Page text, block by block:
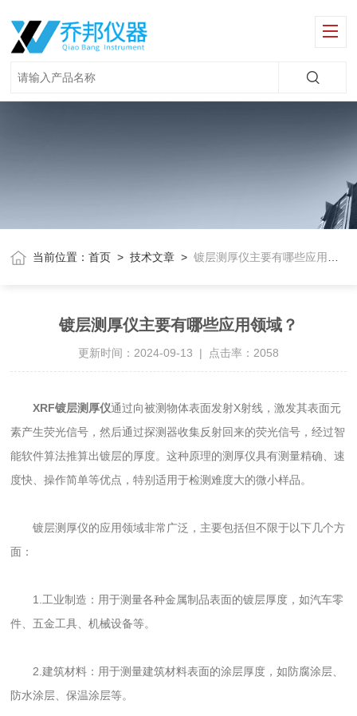
当前位置：首页 >技术文章 >镀层测厚仪主要有哪些应用领域？
镀层测厚仪主要有哪些应用领域？
更新时间：2024-09-13 | 点击率：2058
XRF镀层测厚仪通过向被测物体表面发射X射线，激发其表面元
素产生荧光信号，然后通过探测器收集反射回来的荧光信号，经过智
能软件算法推算出镀层的厚度。这种原理的测厚仪具有测量精确、速
度快、操作简单等优点，特别适用于检测难度大的微小样品。
镀层测厚仪的应用领域非常广泛，主要包括但不限于以下几个方
面：
1.工业制造：用于测量各种金属制品表面的镀层厚度，如汽车零
件、五金工具、机械设备等。
2.建筑材料：用于测量建筑材料表面的涂层厚度，如防腐涂层、
防水涂层、保温涂层等。